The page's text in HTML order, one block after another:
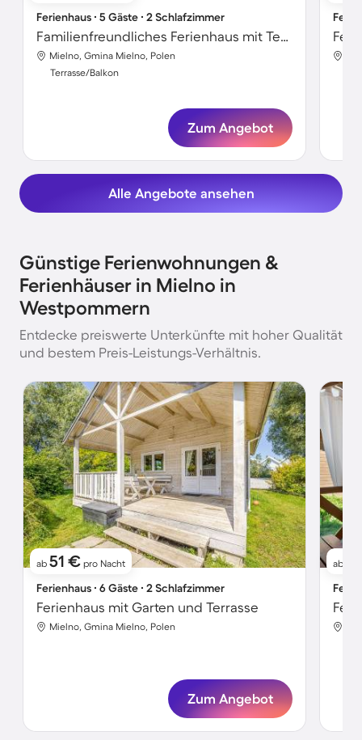
Ferienhaus ∙ 5 Gäste ∙ 2 Schlafzimmer
Familienfreundliches Ferienhaus mit Terrasse | Strand in der Nähe
Mielno, Gmina Mielno, Polen
Terrasse/Balkon
Zum Angebot
Alle Angebote ansehen
Günstige Ferienwohnungen &
Ferienhäuser in Mielno in
Westpommern
Entdecke preiswerte Unterkünfte mit hoher Qualität
und bestem Preis-Leistungs-Verhältnis.
ab 51 € pro Nacht
Ferienhaus ∙ 6 Gäste ∙ 2 Schlafzimmer
Ferienhaus mit Garten und Terrasse
Mielno, Gmina Mielno, Polen
Zum Angebot
ab